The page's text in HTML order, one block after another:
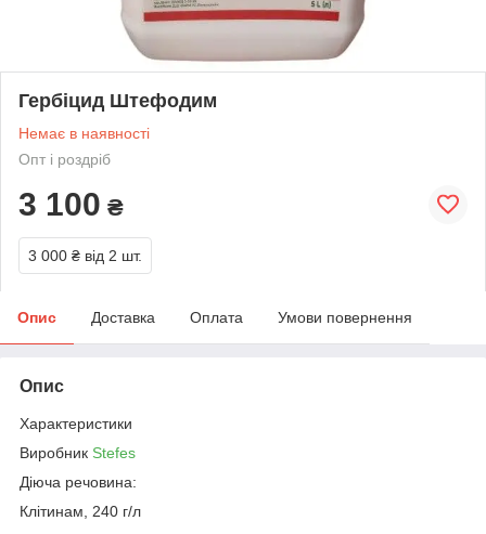
Гербіцид Штефодим
Немає в наявності
Опт і роздріб
3 100 ₴
3 000 ₴ від 2 шт.
Опис Доставка Оплата Умови повернення
Опис
Характеристики
Виробник Stefes
Діюча речовина:
Клітинам, 240 г/л